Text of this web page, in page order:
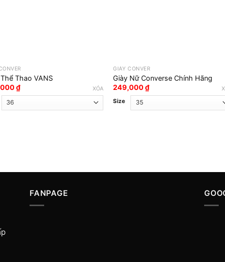
Thao VANS
₫ XÓA
GIÀY CONVER
Giày Nữ Converse Chính Hãng
249,000₫
Size
FANPAGE